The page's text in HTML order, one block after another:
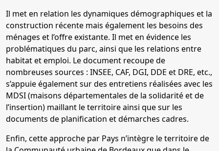
Il met en relation les dynamiques démographiques et la
construction récente mais également les besoins des
ménages et l’offre existante. Il met en évidence les
problématiques du parc, ainsi que les relations entre
habitat et emploi. Le document recoupe de
nombreuses sources : INSEE, CAF, DGI, DDE et DRE, etc.,
s’appuie également sur des entretiens réalisées avec les
MDSI (maisons départementales de la solidarité et de
l’insertion) maillant le territoire ainsi que sur les
documents de planification et démarches cadres.
Enfin, cette approche par Pays n’intègre le territoire de